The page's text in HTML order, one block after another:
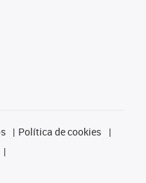
Política de cookies